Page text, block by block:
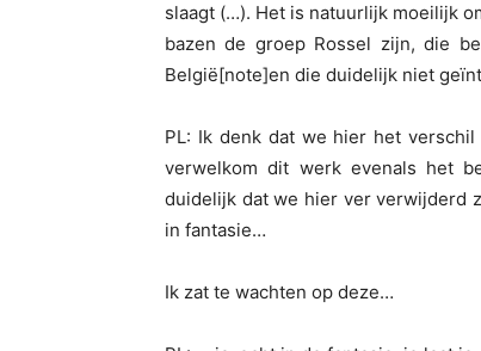
slaagt (…). Het is natuurlijk moeilijk
bazen de groep Rossel zijn, die
België[note]en die duidelijk niet
PL: Ik denk dat we hier het
verwelkom dit werk evenals het
duidelijk dat we hier ver verwijderd
in fantasie…
Ik zat te wachten op deze…